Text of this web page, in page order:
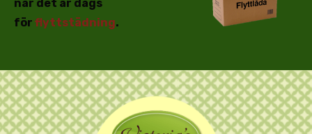
när det är dags
för flyttstädning.